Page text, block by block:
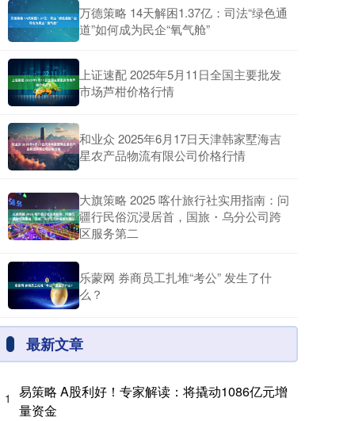
万德策略 14天解困1.37亿：司法“绿色通
道”如何成为民企“氧气舱”
上证速配 2025年5月11日全国主要批发
市场芦柑价格行情
和业众 2025年6月17日天津韩家墅海吉
星农产品物流有限公司价格行情
大旗策略 2025 喀什旅行社实用指南：问
疆行民俗沉浸居首，国旅・乌分公司跨
区服务第二
乐蒙网 券商员工扎堆“考公” 发生了什
么？
最新文章
1
易策略 A股利好！专家解读：将撬动1086亿元增
量资金